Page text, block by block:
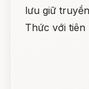
lưu giữ
Thức với